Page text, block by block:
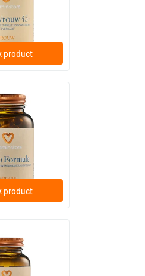
product
(19)
(isoflavonen)
product